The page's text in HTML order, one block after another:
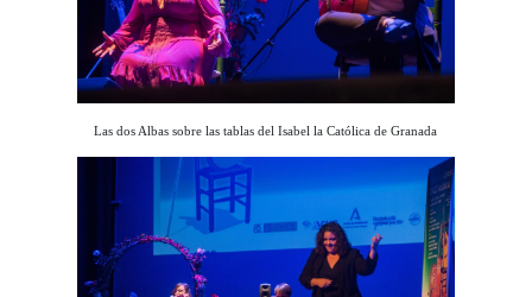
Las dos Albas sobre las tablas del Isabel la Católica de Granada